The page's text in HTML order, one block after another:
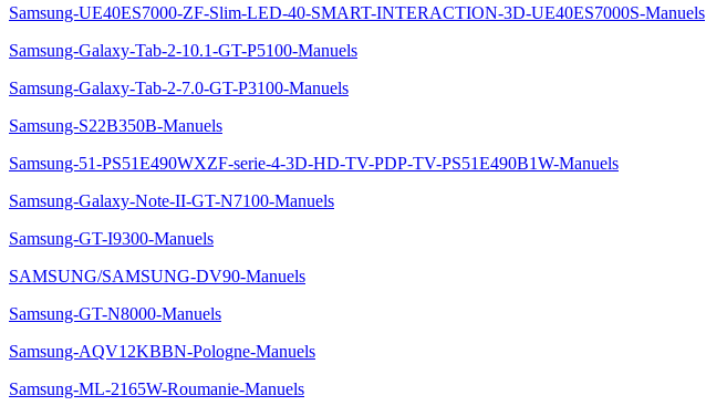
Samsung-UE40ES7000-ZF-Slim-LED-40-SMART-INTERACTION-3D-UE40ES7000S-Manuels
Samsung-Galaxy-Tab-2-10.1-GT-P5100-Manuels
Samsung-Galaxy-Tab-2-7.0-GT-P3100-Manuels
Samsung-S22B350B-Manuels
Samsung-51-PS51E490WXZF-serie-4-3D-HD-TV-PDP-TV-PS51E490B1W-Manuels
Samsung-Galaxy-Note-II-GT-N7100-Manuels
Samsung-GT-I9300-Manuels
SAMSUNG/SAMSUNG-DV90-Manuels
Samsung-GT-N8000-Manuels
Samsung-AQV12KBBN-Pologne-Manuels
Samsung-ML-2165W-Roumanie-Manuels